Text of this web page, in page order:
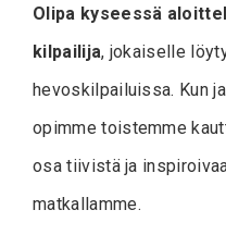
Olipa kyseessä
kilpailija, jokaiselle
hevoskilpailuissa. Kun
opimme toistemme
osa tiivistä ja
matkallamme.